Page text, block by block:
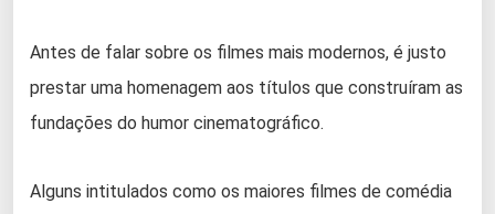
Antes de falar sobre os filmes mais modernos, é justo
prestar uma homenagem aos títulos que construíram as
fundações do humor cinematográfico.
Alguns intitulados como os maiores filmes de comédia